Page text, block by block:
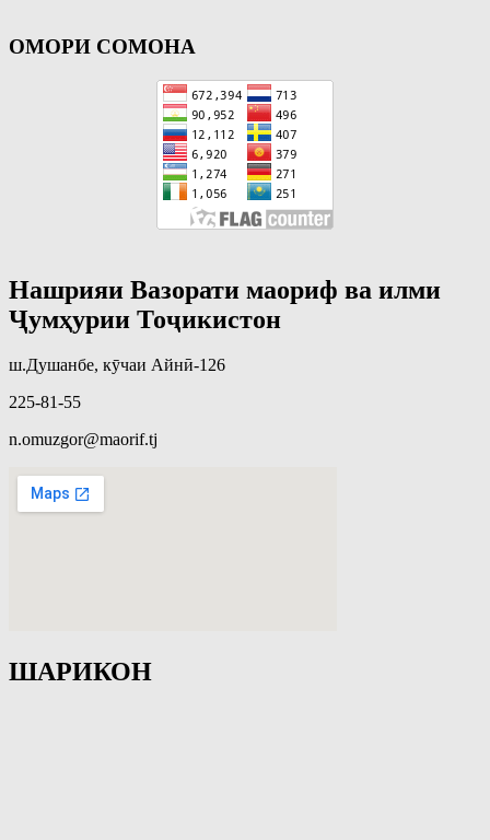
ОМОРИ СОМОНА
Нашрияи Вазорати маориф ва илми
Ҷумҳурии Тоҷикистон
ш.Душанбе, кӯчаи Айнӣ-126
225-81-55
n.omuzgor@maorif.tj
ШАРИКОН